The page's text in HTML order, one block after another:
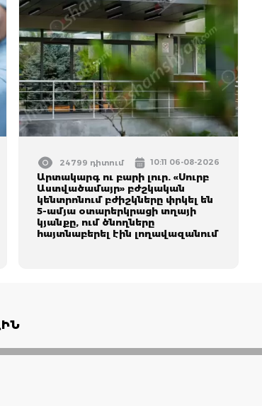
24799 դիտում 10:11 06-08-2026
Արտակարգ ու բարի լուր. «Սուրբ
Աստվածամայր» բժշկական
կենտրոնում բժիշկները փրկել են
5-ամյա օտարերկրացի տղայի
կյանքը, ում ծնողները
հայտնաբերել էին լողավազանում